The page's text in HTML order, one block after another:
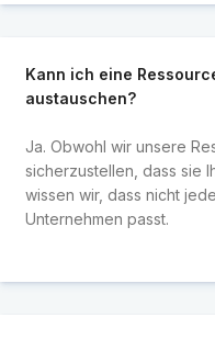
Kann ich eine
austauschen?
Ja. Obwohl wir unsere
sicherzustellen, dass sie
wissen wir, dass nicht
Unternehmen passt.